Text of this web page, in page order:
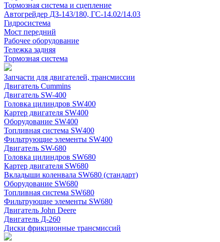
Тормозная система и сцепление
Автогрейдер ДЗ-143/180, ГС-14.02/14.03
Гидросистема
Мост передний
Рабочее оборудование
Тележка задняя
Тормозная система
Запчасти для двигателей, трансмиссии
Двигатель Cummins
Двигатель SW-400
Головка цилиндров SW400
Картер двигателя SW400
Оборудование SW400
Топливная система SW400
Фильтрующие элементы SW400
Двигатель SW-680
Головка цилиндров SW680
Картер двигателя SW680
Вкладыши коленвала SW680 (стандарт)
Оборудование SW680
Топливная система SW680
Фильтрующие элементы SW680
Двигатель John Deere
Двигатель Д-260
Диски фрикционные трансмиссий